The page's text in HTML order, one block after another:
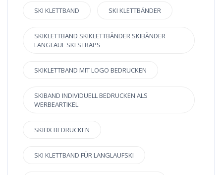
SKI KLETTBAND SKI KLETTBÄNDER
SKIKLETTBAND SKIKLETTBÄNDER SKIBÄNDER
LANGLAUF SKI STRAPS
SKIKLETTBAND MIT LOGO BEDRUCKEN
SKIBAND INDIVIDUELL BEDRUCKEN ALS
WERBEARTIKEL
SKIFIX BEDRUCKEN
SKI KLETTBAND FÜR LANGLAUFSKI